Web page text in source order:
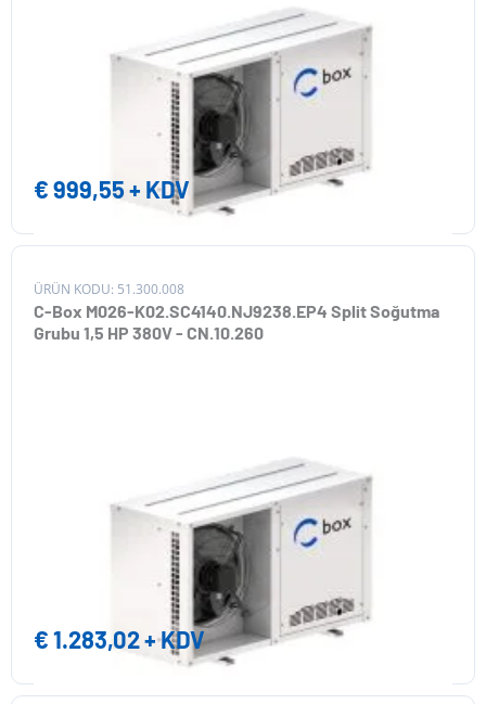
€999,55+ KDV
ÜRÜN KODU: 51.300.008
C-Box M026-K02.SC4140.NJ9238.EP4 Split Soğutma
Grubu 1,5 HP 380V - CN.10.260
€1.283,02+ KDV